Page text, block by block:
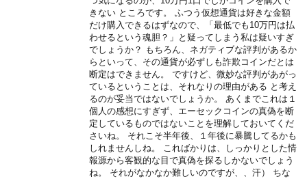
きない ところです。 ふつう仮想通貨は好きな金額
だけ購入できるはずなので、「最低でも10万円は払
わせるという魂胆？」と疑ってしまう私は疑いすぎ
でしょうか？ もちろん、ネガティブな評判があるか
らといって、その通貨が必ずしも詐欺コインだとは
断定はできません。 ですけど、微妙な評判があがっ
ているということは、それなりの理由がある と考え
るのが妥当ではないでしょうか。 あくまでこれは１
個人の感想にすぎず、エーセックコインの真偽を断
定しているものではないことを理解しておいてくだ
さいね。 それこそ半年後、１年後に暴騰してるかも
しれませんしね。 こればかりは、しっかりとした情
報源から客観的な目で真偽を探るしかないでしょう
ね。 それがなかなか難しいのですが、、汗） ちな